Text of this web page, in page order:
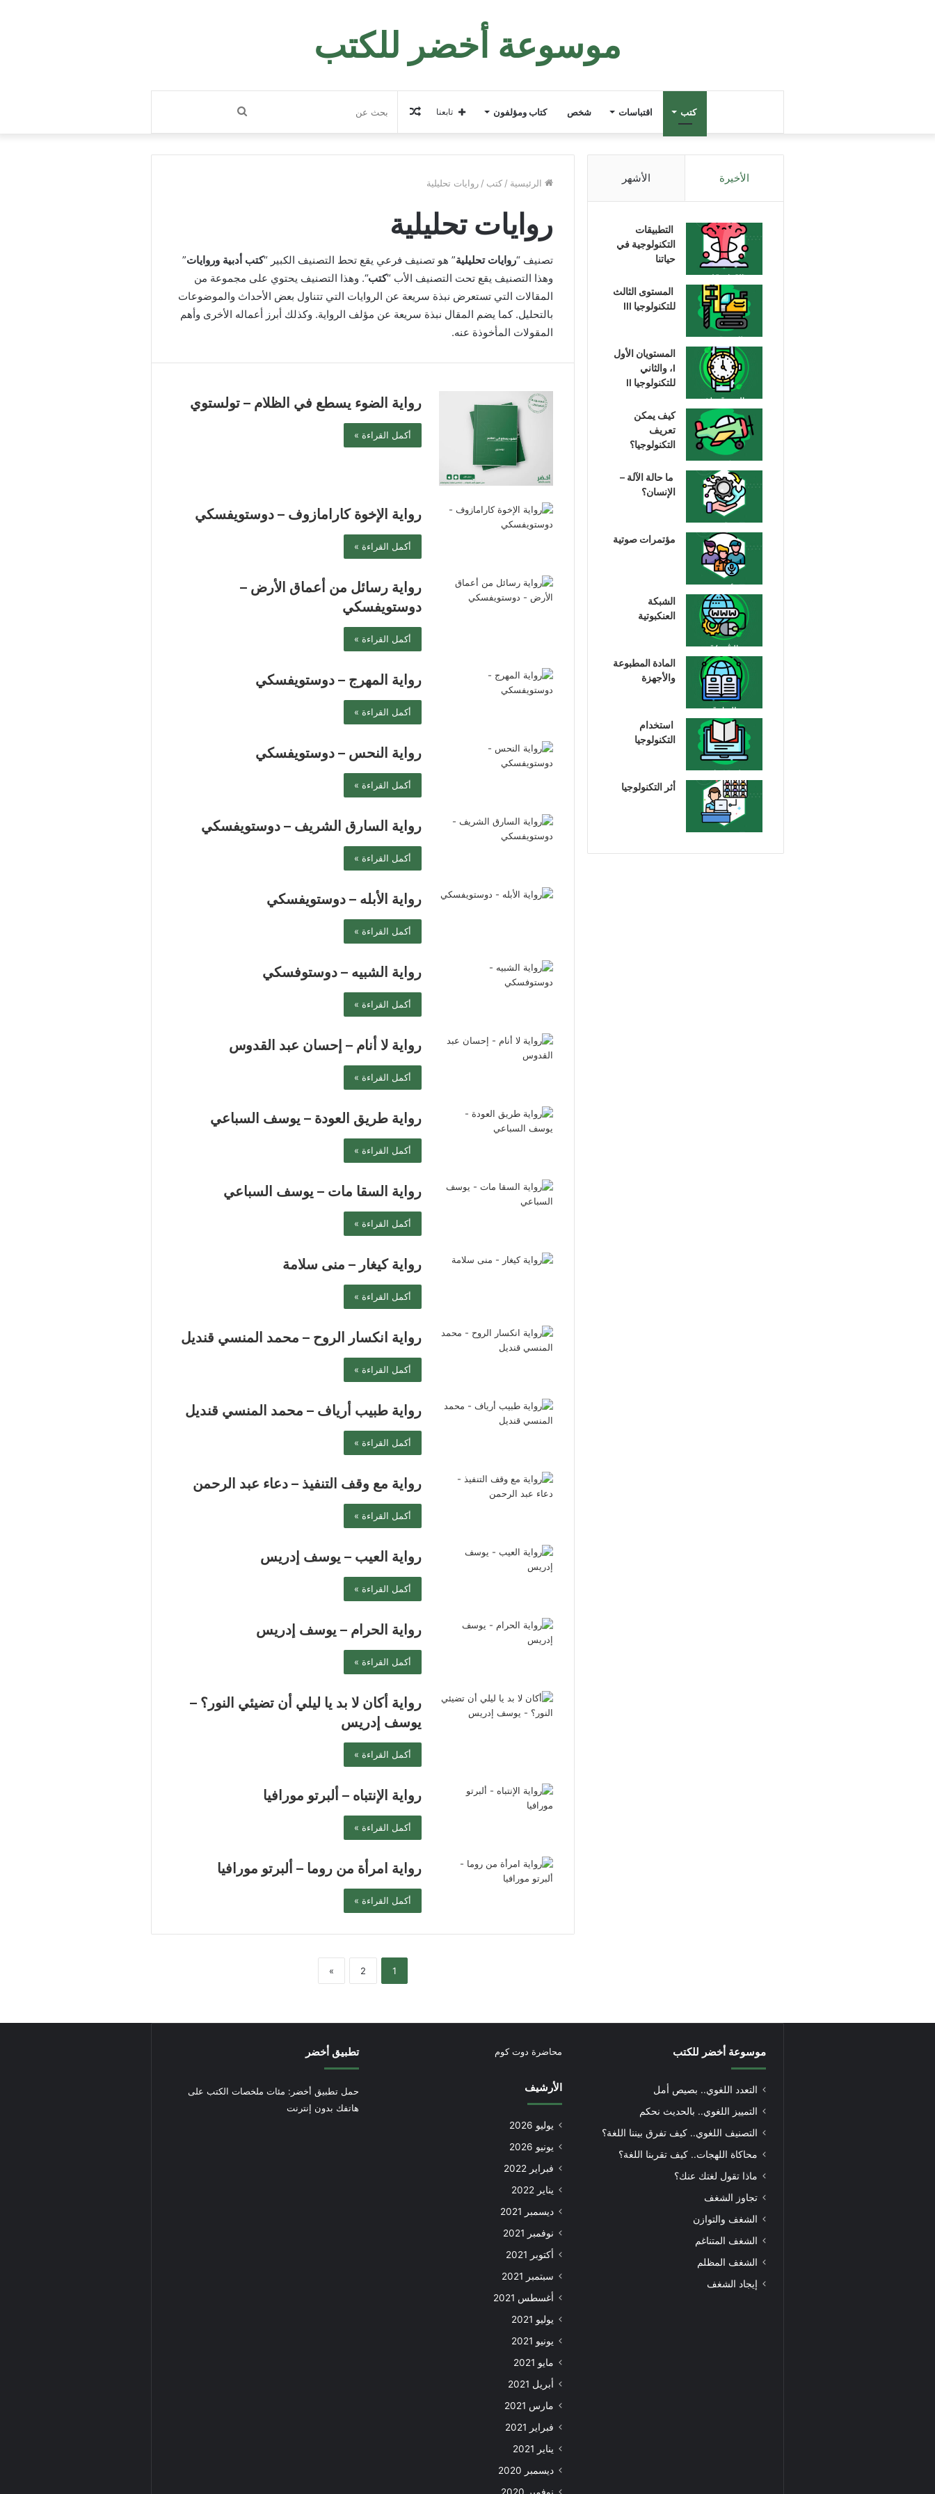
موسوعة أخضر للكتب
كتب اقتباسات شخص كتاب ومؤلفون بحث
عن
مقال
عشوائي
تابعنا
الرئيسية / كتب / روايات تحليلية
روايات تحليلية
تصنيف “روايات تحليلية” هو تصنيف فرعي يقع تحط التصنيف الكبير “كتب أدبية وروايات”
وهذا التصنيف يقع تحت التصنيف الأب “كتب“. وهذا التصنيف يحتوي على مجموعة من
المقالات التي تستعرض نبذة سريعة عن الروايات التي تتناول بعض الأحداث والموضوعات
بالتحليل. كما يضم المقال نبذة سريعة عن مؤلف الرواية. وكذلك أبرز أعماله الأخرى وأهم
المقولات المأخوذة عنه.
رواية الضوء يسطع في الظلام – تولستوي
أكمل القراءة »
رواية الإخوة كارامازوف – دوستويفسكي
أكمل القراءة »
رواية رسائل من أعماق الأرض –
دوستويفسكي
أكمل القراءة »
رواية المهرج – دوستويفسكي
أكمل القراءة »
رواية النحس – دوستويفسكي
أكمل القراءة »
رواية السارق الشريف – دوستويفسكي
أكمل القراءة »
رواية الأبله – دوستويفسكي
أكمل القراءة »
رواية الشبيه – دوستوفسكي
أكمل القراءة »
رواية لا أنام – إحسان عبد القدوس
أكمل القراءة »
رواية طريق العودة – يوسف السباعي
أكمل القراءة »
رواية السقا مات – يوسف السباعي
أكمل القراءة »
رواية كيغار – منى سلامة
أكمل القراءة »
رواية انكسار الروح – محمد المنسي قنديل
أكمل القراءة »
رواية طبيب أرياف – محمد المنسي قنديل
أكمل القراءة »
رواية مع وقف التنفيذ – دعاء عبد الرحمن
أكمل القراءة »
رواية العيب – يوسف إدريس
أكمل القراءة »
رواية الحرام – يوسف إدريس
أكمل القراءة »
رواية أكان لا بد يا ليلي أن تضيئي النور؟ –
يوسف إدريس
أكمل القراءة »
رواية الإنتباه – ألبرتو مورافيا
أكمل القراءة »
رواية امرأة من روما – ألبرتو مورافيا
أكمل القراءة »
1
2
»
الأخيرة الأشهر
التطبيقات
التكنولوجية في
حياتنا
المستوى الثالث
للتكنولوجيا III
المستويان الأول
I، والثاني
للتكنولوجيا II
كيف يمكن
تعريف
التكنولوجيا؟
ما حالة الآلة –
الإنسان؟
مؤتمرات صوتية
الشبكة
العنكبوتية
المادة المطبوعة
والأجهزة
استخدام
التكنولوجيا
أثر التكنولوجيا
موسوعة أخضر للكتب
التعدد اللغوي.. بصيص أمل
التمييز اللغوي.. بالحديث نحكم
التصنيف اللغوي.. كيف تفرق بيننا اللغة؟
محاكاة اللهجات.. كيف تقربنا اللغة؟
ماذا تقول لغتك عنك؟
تجاوز الشغف
الشغف والتوازن
الشغف المتناغم
الشغف المظلم
إيجاد الشغف
محاضرة دوت كوم
الأرشيف
يوليو 2026
يونيو 2026
فبراير 2022
يناير 2022
ديسمبر 2021
نوفمبر 2021
أكتوبر 2021
سبتمبر 2021
أغسطس 2021
يوليو 2021
يونيو 2021
مايو 2021
أبريل 2021
مارس 2021
فبراير 2021
يناير 2021
ديسمبر 2020
نوفمبر 2020
تطبيق أخضر
حمل تطبيق أخضر: مئات ملخصات الكتب على
هاتفك بدون إنترنت